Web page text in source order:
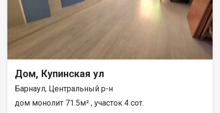
Дом, Купинская ул
Барнаул, Центральный р-н
дом монолит 71.5м² , участок 4 сот.